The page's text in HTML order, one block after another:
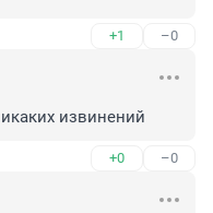
+1 –0
извинений
+0 –0